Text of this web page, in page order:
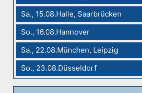
Sa., 15.08.Halle, Saarbrücken
So., 16.08.Hannover
Sa., 22.08.München, Leipzig
So., 23.08.Düsseldorf